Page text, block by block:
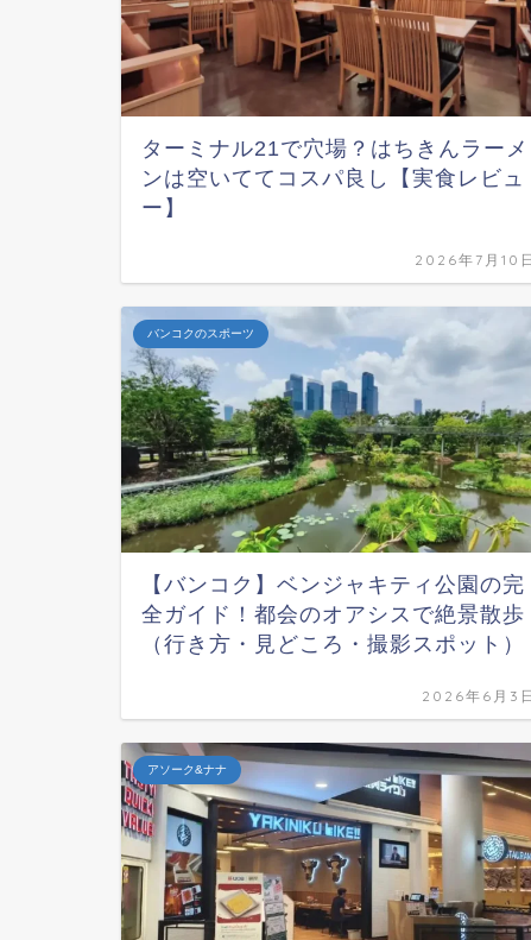
ターミナル21で穴場？はちきんラーメ
ンは空いててコスパ良し【実食レビュ
ー】
2026年7月10日
バンコクのスポーツ
【バンコク】ベンジャキティ公園の完
全ガイド！都会のオアシスで絶景散歩
（行き方・見どころ・撮影スポット）
2026年6月3日
アソーク&ナナ